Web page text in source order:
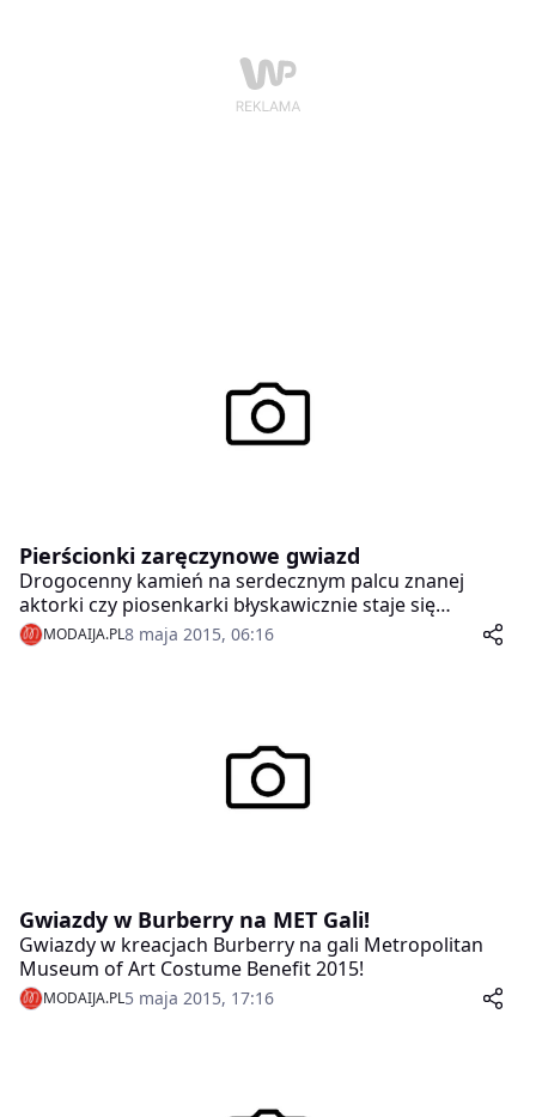
Pierścionki zaręczynowe gwiazd
Drogocenny kamień na serdecznym palcu znanej
aktorki czy piosenkarki błyskawicznie staje się
bohaterem zdjęć, relacji mediów, a nawet trafia na
okładkę najpopularniejszych czasopism. Zobacz, jakie
MODAIJA.PL8 maja 2015, 06:16
Gwiazdy w Burberry na MET Gali!
Gwiazdy w kreacjach Burberry na gali Metropolitan
Museum of Art Costume Benefit 2015!
MODAIJA.PL5 maja 2015, 17:16